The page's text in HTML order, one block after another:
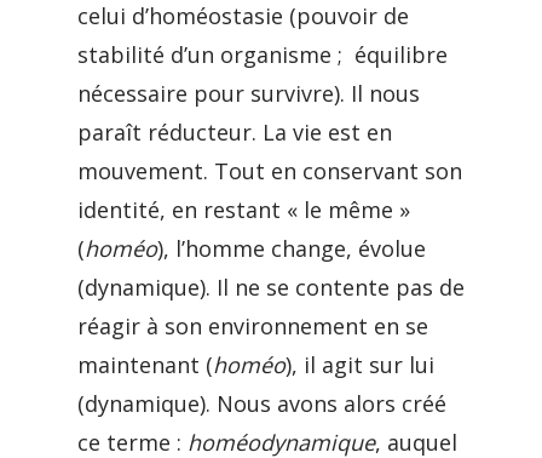
celui d’homéostasie (pouvoir de
stabilité d’un organisme ; équilibre
nécessaire pour survivre). Il nous
paraît réducteur. La vie est en
mouvement. Tout en conservant son
identité, en restant « le même »
(homéo), l’homme change, évolue
(dynamique). Il ne se contente pas de
réagir à son environnement en se
maintenant (homéo), il agit sur lui
(dynamique). Nous avons alors créé
ce terme : homéodynamique, auquel